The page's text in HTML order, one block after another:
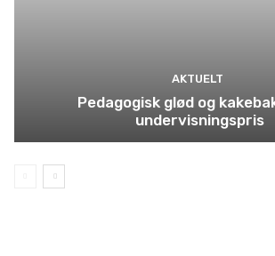
AKTUELT
Pedagogisk glød og
undervisningspris